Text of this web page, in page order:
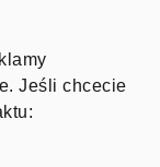
Jeśli chcecie